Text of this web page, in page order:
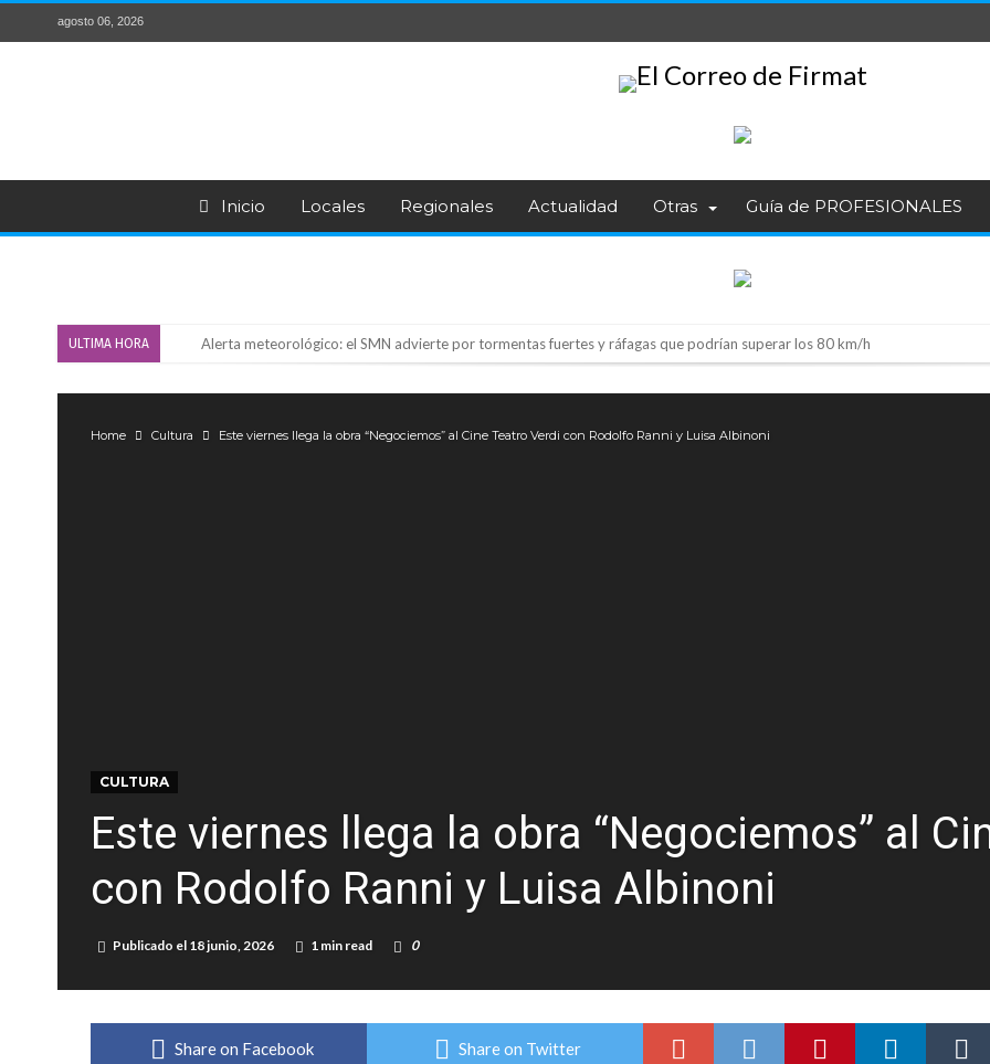
agosto 06, 2026
Inicio Locales Regionales Actualidad Otras Guía de PROFESIONALES
ULTIMA HORA Alerta meteorológico: el SMN advierte por tormentas fuertes y ráfagas que podrían superar los 80 km/h
Home Cultura Este viernes llega la obra “Negociemos” al Cine Teatro Verdi con Rodolfo Ranni y Luisa Albinoni
CULTURA
Este viernes llega la obra “Negociemos” al
con Rodolfo Ranni y Luisa Albinoni
Publicado el 18 junio, 2026 1 min read 0
Share on Facebook Share on Twitter